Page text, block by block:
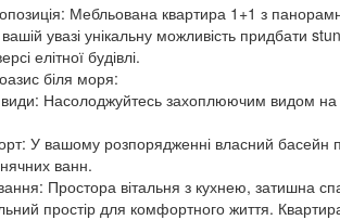
Мебльована квартира 1+1 з
увазі унікальну можливість придбати
елітної будівлі.
біля моря:
Насолоджуйтесь захоплюючим видом
У вашому розпорядженні власний басейн
ванн.
Простора вітальня з кухнею, затишна
простір для комфортного життя.